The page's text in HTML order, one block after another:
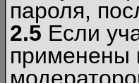
пароля,
2.5 Если
применены